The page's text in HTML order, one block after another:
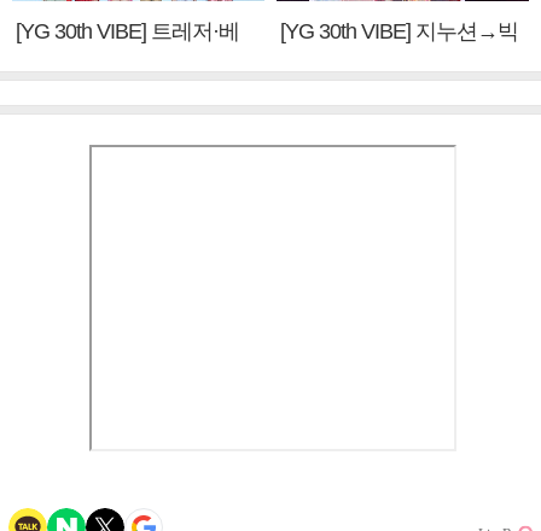
[YG 30th VIBE] 트레저·베
[YG 30th VIBE] 지누션→빅